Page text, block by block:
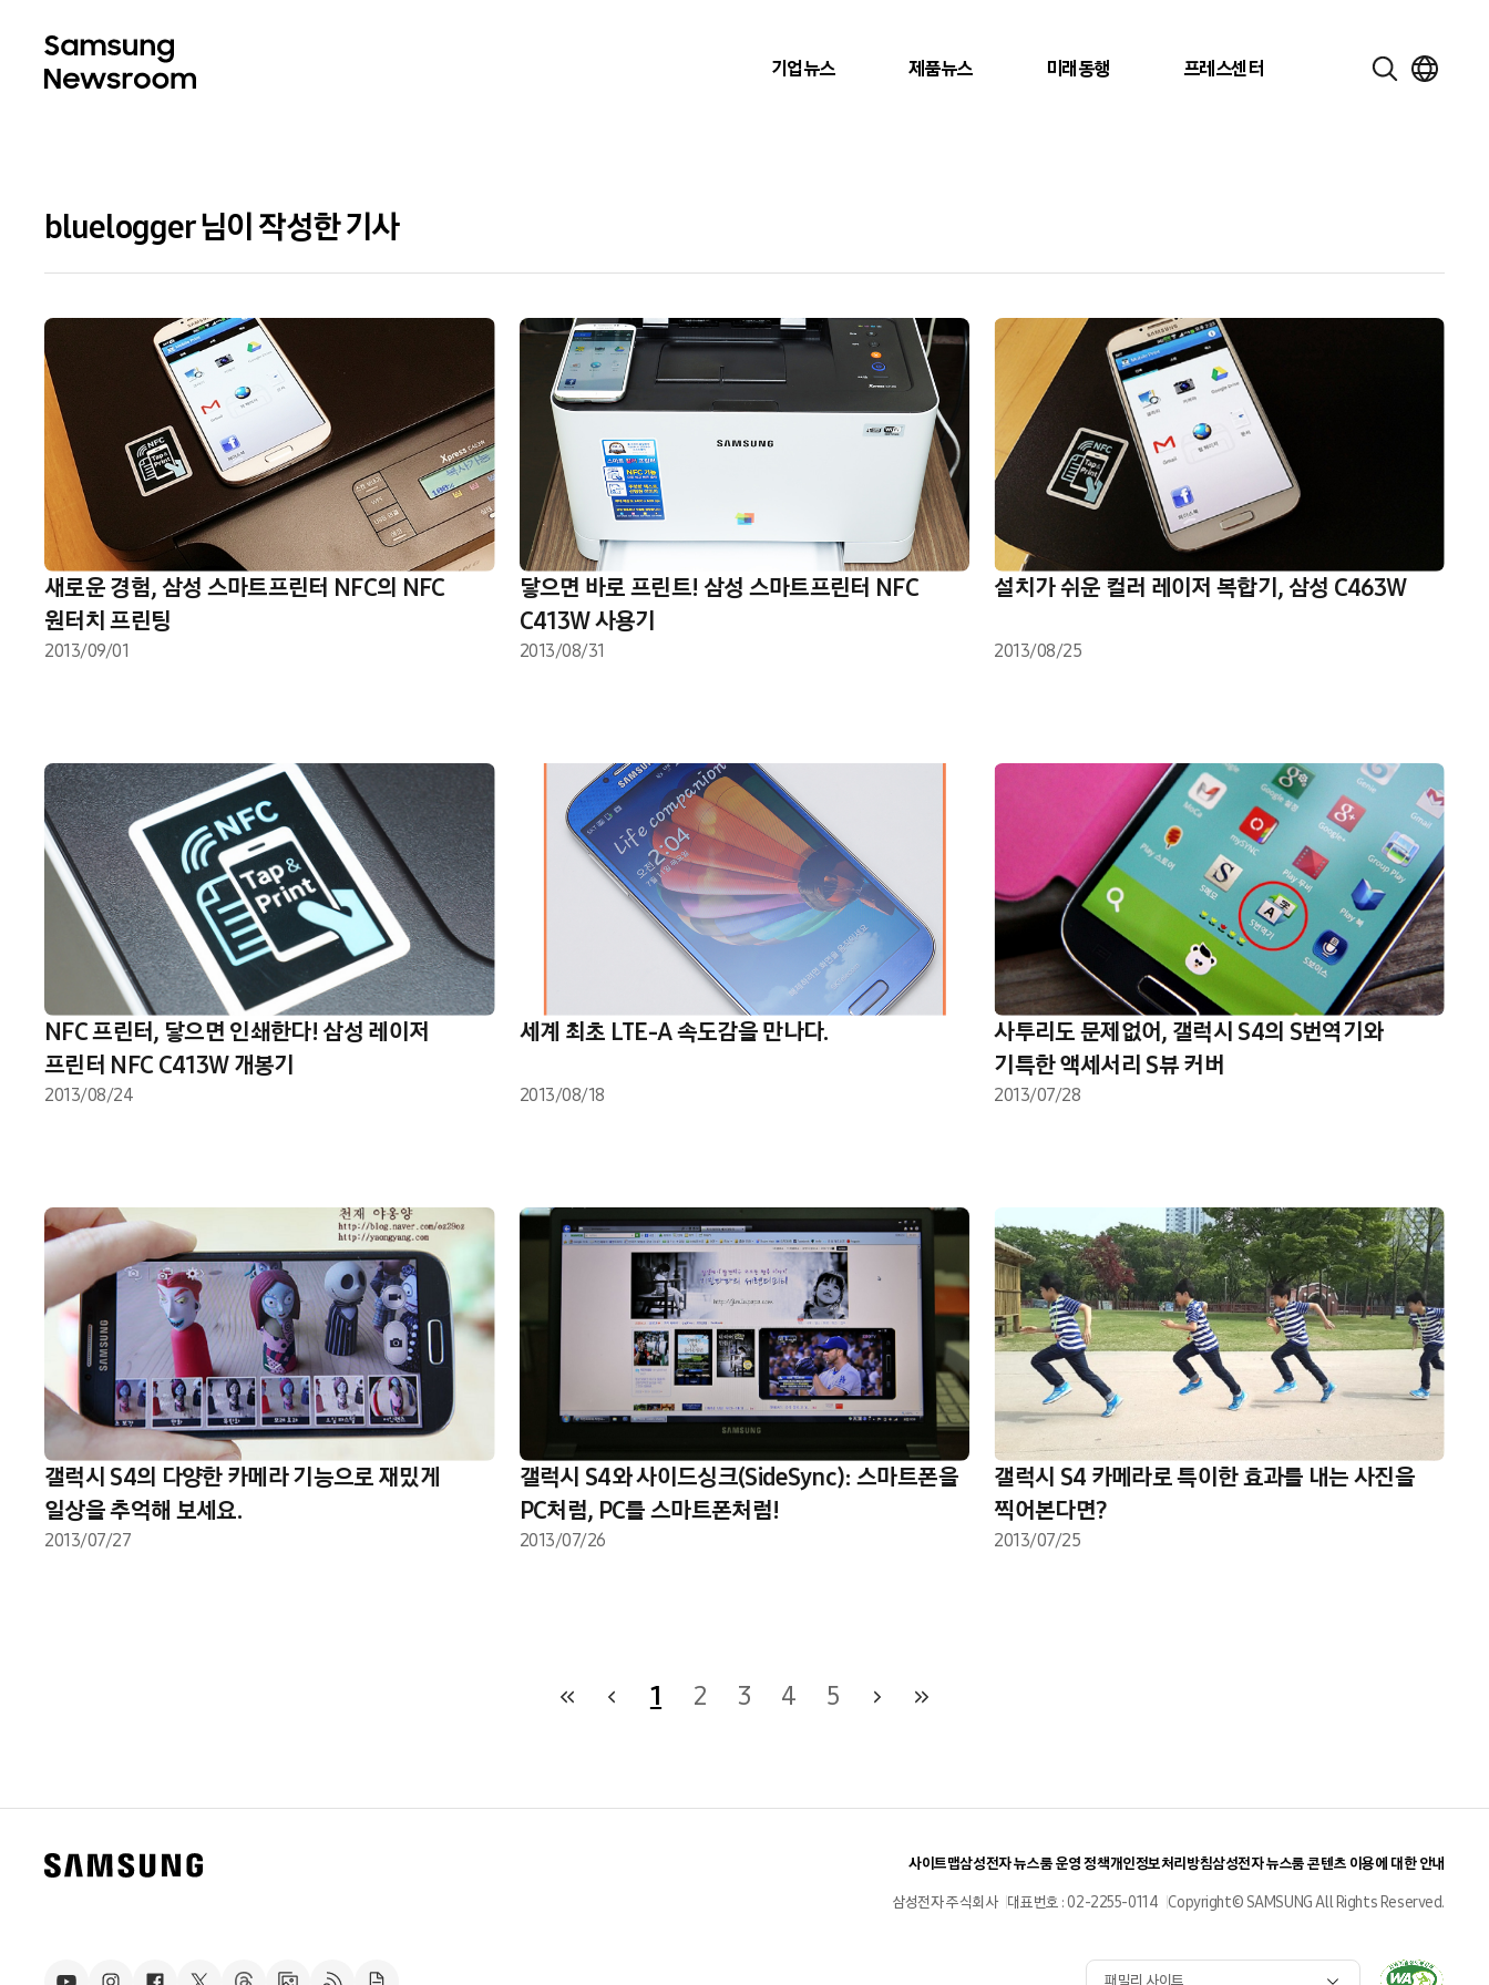
기업뉴스 제품뉴스 미래동행 프레스센터
bluelogger 님이 작성한 기사
새로운 경험, 삼성 스마트프린터 NFC의 NFC
원터치 프린팅
2013/09/01
닿으면 바로 프린트! 삼성 스마트프린터 NFC
C413W 사용기
2013/08/31
설치가 쉬운 컬러 레이저 복합기, 삼성 C463W
2013/08/25
NFC 프린터, 닿으면 인쇄한다! 삼성 레이저
프린터 NFC C413W 개봉기
2013/08/24
세계 최초 LTE-A 속도감을 만나다.
2013/08/18
사투리도 문제없어, 갤럭시 S4의 S번역기와
기특한 액세서리 S뷰 커버
2013/07/28
갤럭시 S4의 다양한 카메라 기능으로 재밌게
일상을 추억해 보세요.
2013/07/27
갤럭시 S4와 사이드싱크(SideSync): 스마트폰을
PC처럼, PC를 스마트폰처럼!
2013/07/26
갤럭시 S4 카메라로 특이한 효과를 내는 사진을
찍어본다면?
2013/07/25
1 2 3 4 5
사이트맵삼성전자 뉴스룸 운영 정책개인정보처리방침삼성전자 뉴스룸 콘텐츠 이용에 대한 안내
삼성전자 주식회사 대표번호 : 02-2255-0114 Copyright© SAMSUNG All Rights Reserved.